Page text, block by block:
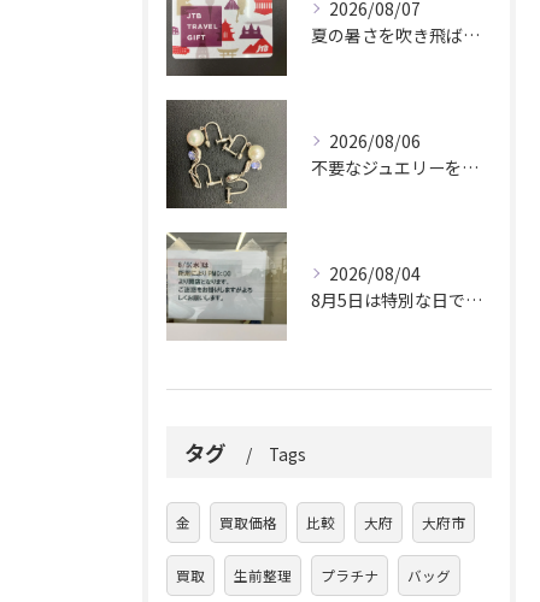
2026/08/07
夏の暑さを吹き飛ばしに来てください。
2026/08/06
不要なジュエリーを眠らせていませんか？
2026/08/04
8月5日は特別な日です。
タグ Tags
金 買取価格 比較 大府 大府市
買取 生前整理 プラチナ バッグ